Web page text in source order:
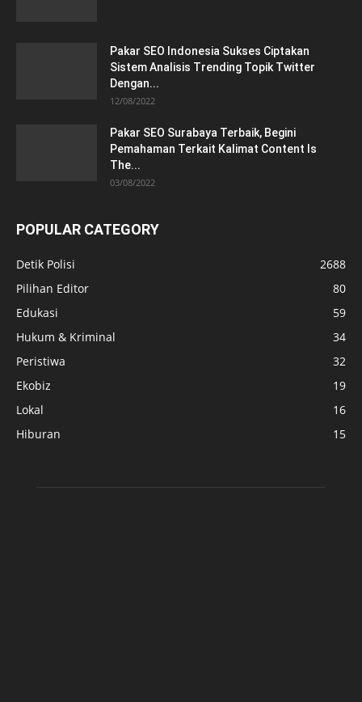
Pakar SEO Indonesia Sukses Ciptakan
Sistem Analisis Trending Topik Twitter
Dengan...
12/08/2022
Pakar SEO Surabaya Terbaik, Begini
Pemahaman Terkait Kalimat Content Is
The...
03/08/2022
POPULAR CATEGORY
Detik Polisi
2688
Pilihan Editor
80
Edukasi
59
Hukum & Kriminal
34
Peristiwa
32
Ekobiz
19
Lokal
16
Hiburan
15